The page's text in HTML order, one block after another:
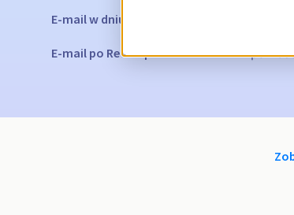
E-mail w dniu wygaśnięcia powiadamiający
E-mail po Redemption Grace Period